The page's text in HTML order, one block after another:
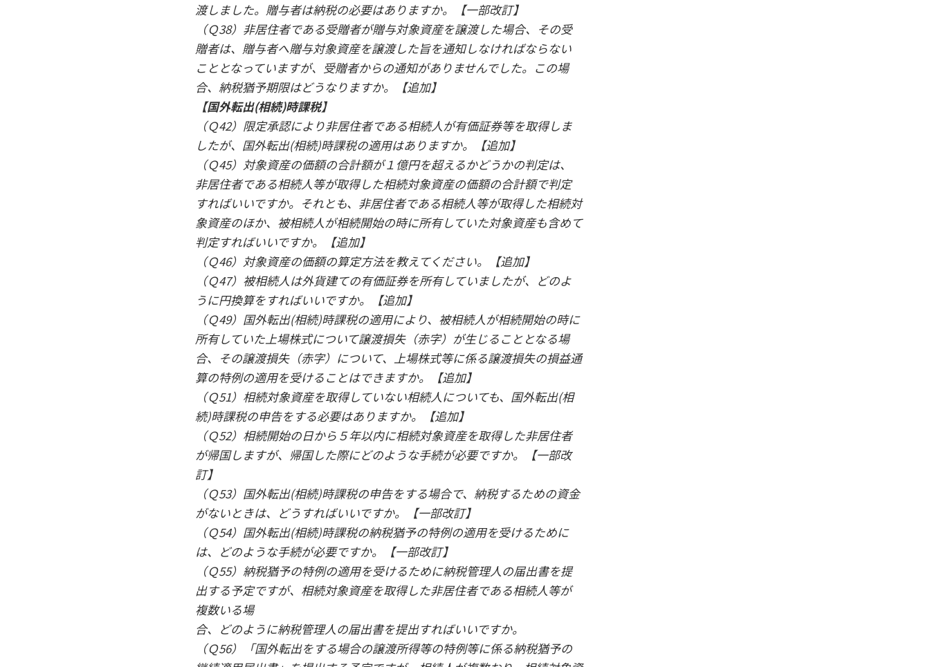
渡しました。贈与者は納税の必要はありますか。【一部改訂】
（Ｑ38）非居住者である受贈者が贈与対象資産を譲渡した場合、その受
贈者は、贈与者へ贈与対象資産を譲渡した旨を通知しなければならない
こととなっていますが、受贈者からの通知がありませんでした。この場
合、納税猶予期限はどうなりますか。【追加】
【国外転出(相続)時課税】
（Ｑ42）限定承認により非居住者である相続人が有価証券等を取得しま
したが、国外転出(相続)時課税の適用はありますか。【追加】
（Ｑ45）対象資産の価額の合計額が１億円を超えるかどうかの判定は、
非居住者である相続人等が取得した相続対象資産の価額の合計額で判定
すればいいですか。それとも、非居住者である相続人等が取得した相続対
象資産のほか、被相続人が相続開始の時に所有していた対象資産も含めて
判定すればいいですか。【追加】
（Ｑ46）対象資産の価額の算定方法を教えてください。【追加】
（Ｑ47）被相続人は外貨建ての有価証券を所有していましたが、どのよ
うに円換算をすればいいですか。【追加】
（Ｑ49）国外転出(相続)時課税の適用により、被相続人が相続開始の時に
所有していた上場株式について譲渡損失（赤字）が生じることとなる場
合、その譲渡損失（赤字）について、上場株式等に係る譲渡損失の損益通
算の特例の適用を受けることはできますか。【追加】
（Ｑ51）相続対象資産を取得していない相続人についても、国外転出(相
続)時課税の申告をする必要はありますか。【追加】
（Ｑ52）相続開始の日から５年以内に相続対象資産を取得した非居住者
が帰国しますが、帰国した際にどのような手続が必要ですか。【一部改
訂】
（Ｑ53）国外転出(相続)時課税の申告をする場合で、納税するための資金
がないときは、どうすればいいですか。【一部改訂】
（Ｑ54）国外転出(相続)時課税の納税猶予の特例の適用を受けるために
は、どのような手続が必要ですか。【一部改訂】
（Ｑ55）納税猶予の特例の適用を受けるために納税管理人の届出書を提
出する予定ですが、相続対象資産を取得した非居住者である相続人等が
複数いる場
合、どのように納税管理人の届出書を提出すればいいですか。
（Ｑ56）「国外転出をする場合の譲渡所得等の特例等に係る納税猶予の